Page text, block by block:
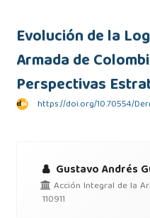
Evolución de la
Armada de
Perspectivas
https://doi.org/10.70554/
Gustavo Andrés
Acción Integral de la
110911